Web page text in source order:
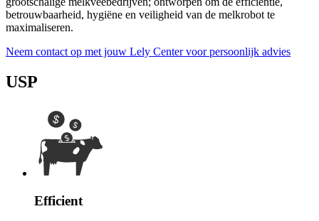
betrouwbaarheid, hygiëne en veiligheid van de melkrobot te
maximaliseren.
Neem contact op met jouw Lely Center voor persoonlijk advies
USP
Efficient